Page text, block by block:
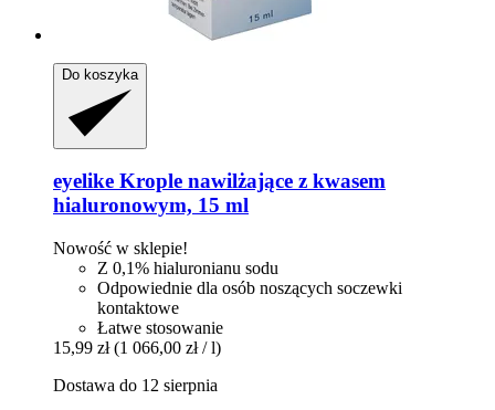
Do koszyka
eyelike Krople nawilżające z kwasem
hialuronowym, 15 ml
Nowość w sklepie!
Z 0,1% hialuronianu sodu
Odpowiednie dla osób noszących soczewki
kontaktowe
Łatwe stosowanie
15,99 zł (1 066,00 zł / l)
Dostawa do 12 sierpnia